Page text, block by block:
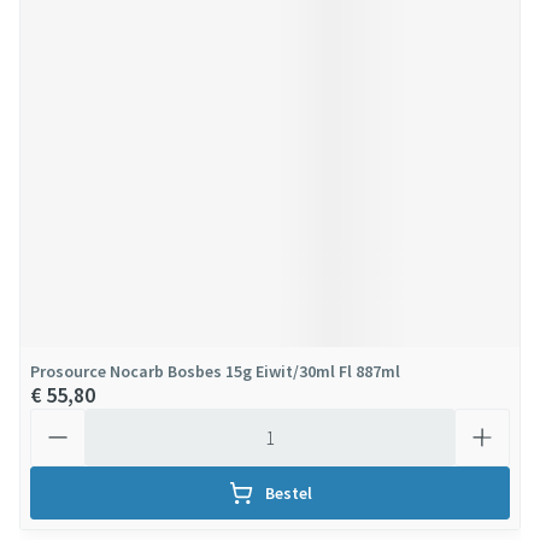
Prosource Nocarb Bosbes 15g Eiwit/30ml Fl 887ml
€ 55,80
Bestel